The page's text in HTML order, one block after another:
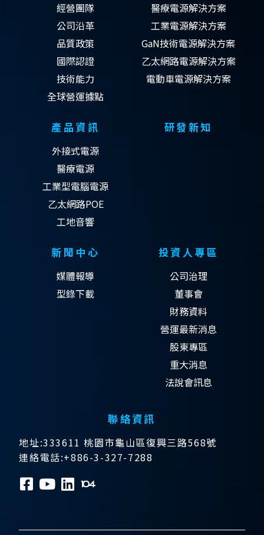
經營團隊
公司沿革
品質政策
國際認證
技術能力
全球營運據點
醫療電源解決方案
工業電源解決方案
GaN技術電源解決方案
乙太網路電源解決方案
電動車電源解決方案
產品資訊
外接式電源
醫療電源
工業型電腦電源
乙太網路POE
工地音響
研發新知
新聞中心
媒體報導
型錄下載
投資人專區
公司治理
董事會
財務資料
營運最新消息
股東專區
重大消息
法說會訊息
聯絡資訊
地址:333611 桃園市龜山區復興三路568號
連絡電話:+886-3-327-7288